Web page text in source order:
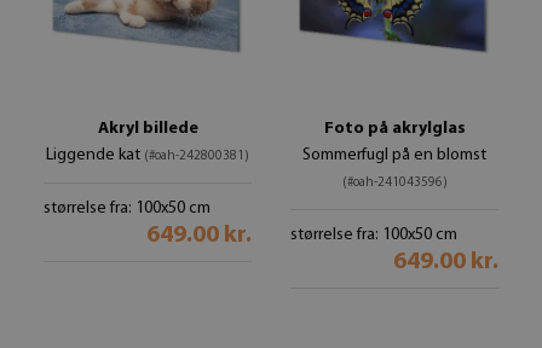
Akryl billede
Liggende kat (#oah-242800381)
størrelse fra: 100x50 cm
649.00 kr.
Foto på akrylglas
Sommerfugl på en blomst
(#oah-241043596)
størrelse fra: 100x50 cm
649.00 kr.